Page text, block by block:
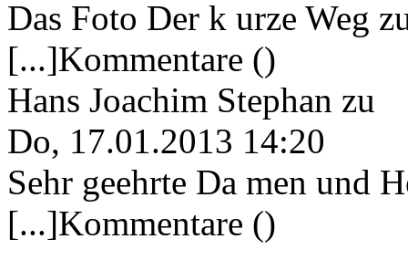
Das Foto Der k urze Weg
[...]Kommentare ()
Hans Joachim Stephan zu
Do, 17.01.2013 14:20
Sehr geehrte Da men und
[...]Kommentare ()